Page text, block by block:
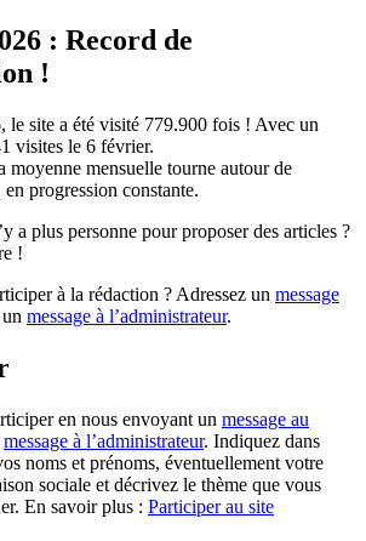
: Record de
!
le site a été visité 779.900 fois ! Avec un
visites le 6 février.
moyenne mensuelle tourne autour de
progression constante.
a plus personne pour proposer des articles ?
!
à la rédaction ? Adressez un message
message à l’administrateur.
en nous envoyant un message au
message à l’administrateur. Indiquez dans
noms et prénoms, éventuellement votre
sociale et décrivez le thème que vous
En savoir plus : Participer au site